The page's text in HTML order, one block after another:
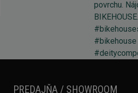
PREDAJŇA / SHOWROOM